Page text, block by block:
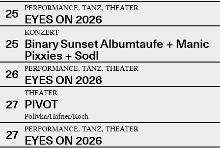
25 PERFORMANCE, TANZ, THEATER
EYES ON 2026
25
KONZERT
Binary Sunset Albumtaufe + Manic
Pixxies + Sodl
26
PERFORMANCE, TANZ, THEATER
EYES ON 2026
27
THEATER
PIVOT
Polivka/Hafner/Koch
27 PERFORMANCE, TANZ, THEATER
EYES ON 2026